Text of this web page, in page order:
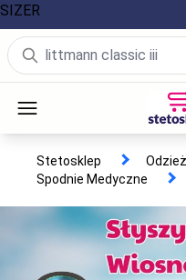
Stetosklep
Spodnie Medyczne
SIZER